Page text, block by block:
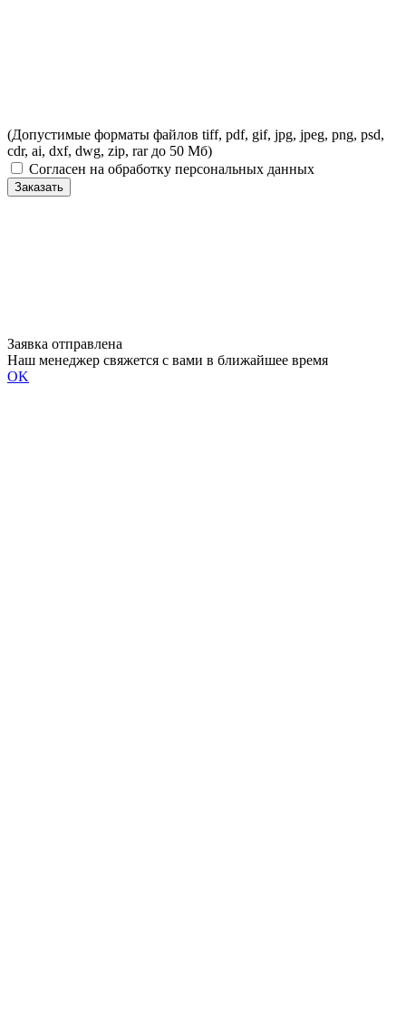
(Допустимые форматы файлов tiff, pdf, gif, jpg, jpeg, png, psd,
cdr, ai, dxf, dwg, zip, rar до 50 Мб)
Согласен на обработку персональных данных
Заказать
Заявка отправлена
Наш менеджер свяжется с вами в ближайшее время
OK